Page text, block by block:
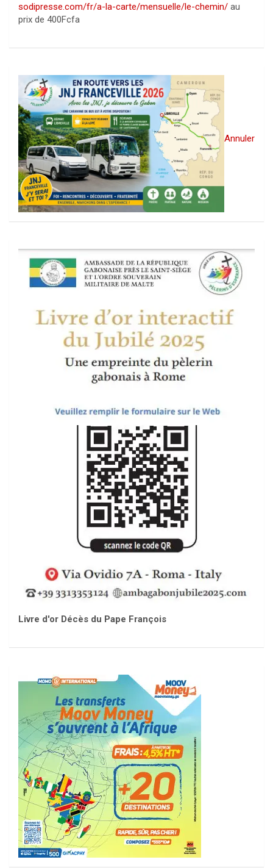
sodipresse.com/fr/a-la-carte/mensuelle/le-chemin/ au
prix de 400Fcfa
Annuler
Livre d'or Décès du Pape François